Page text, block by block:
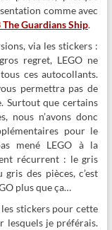
comme avec
Guardians Ship.
via les stickers :
regret, LEGO ne
ces autocollants.
permettra pas de
Surtout que certains
nous n’avons donc
pour le
mené LEGO à la
récurrent : le gris
des pièces, c’est
plus que ça…
les stickers pour cette
lesquels je préférais.